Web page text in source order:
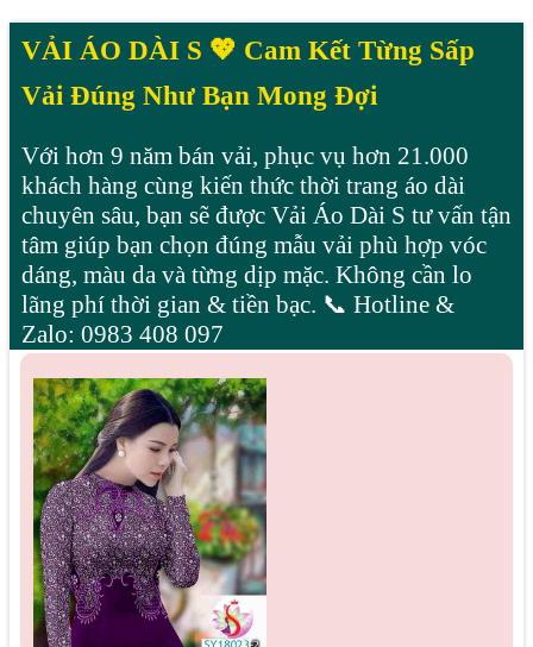
VẢI ÁO DÀI S 💖 Cam Kết Từng Sấp
Vải Đúng Như Bạn Mong Đợi
Với hơn 9 năm bán vải, phục vụ hơn 21.000
khách hàng cùng kiến thức thời trang áo dài
chuyên sâu, bạn sẽ được Vải Áo Dài S tư vấn tận
tâm giúp bạn chọn đúng mẫu vải phù hợp vóc
dáng, màu da và từng dịp mặc. Không cần lo
lãng phí thời gian & tiền bạc. 📞 Hotline &
Zalo: 0983 408 097